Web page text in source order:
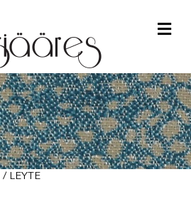
/ LEYTE